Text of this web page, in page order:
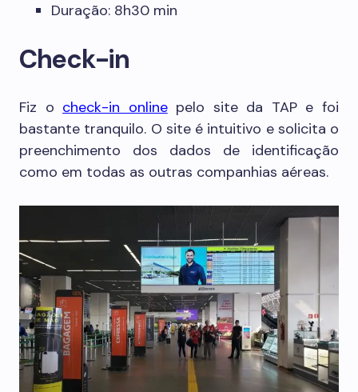
Duração: 8h30 min
Check-in
Fiz o check-in onlinepelo site da TAP e foi
bastante tranquilo. O site é intuitivo e solicita o
preenchimento dos dados de identificação
como em todas as outras companhias aéreas.